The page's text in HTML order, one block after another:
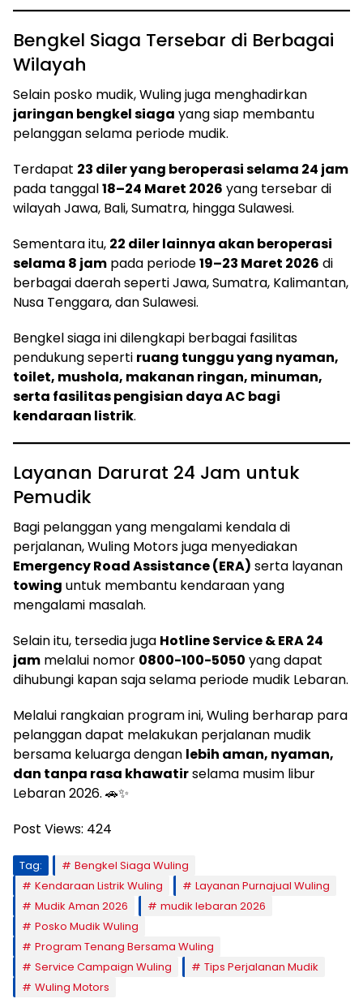
Bengkel Siaga Tersebar di Berbagai
Wilayah
Selain posko mudik, Wuling juga menghadirkan
jaringan bengkel siaga yang siap membantu
pelanggan selama periode mudik.
Terdapat 23 diler yang beroperasi selama 24 jam
pada tanggal18–24 Maret 2026 yang tersebar di
wilayah Jawa, Bali, Sumatra, hingga Sulawesi.
Sementara itu, 22 diler lainnya akan beroperasi
selama 8 jam pada periode19–23 Maret 2026 di
berbagai daerah seperti Jawa, Sumatra, Kalimantan,
Nusa Tenggara, dan Sulawesi.
Bengkel siaga ini dilengkapi berbagai fasilitas
pendukung seperti ruang tunggu yang nyaman,
toilet, mushola, makanan ringan, minuman,
serta fasilitas pengisian daya AC bagi
kendaraan listrik.
Layanan Darurat 24 Jam untuk
Pemudik
Bagi pelanggan yang mengalami kendala di
perjalanan, Wuling Motors juga menyediakan
Emergency Road Assistance (ERA) serta layanan
towing untuk membantu kendaraan yang
mengalami masalah.
Selain itu, tersedia juga Hotline Service & ERA 24
jam melalui nomor 0800-100-5050 yang dapat
dihubungi kapan saja selama periode mudik Lebaran.
Melalui rangkaian program ini, Wuling berharap para
pelanggan dapat melakukan perjalanan mudik
bersama keluarga dengan lebih aman, nyaman,
dan tanpa rasa khawatirselama musim libur
Lebaran 2026. 🚗✨
Post Views: 424
Tag:
Bengkel Siaga Wuling
Kendaraan Listrik Wuling
Layanan Purnajual Wuling
Mudik Aman 2026
mudik lebaran 2026
Posko Mudik Wuling
Program Tenang Bersama Wuling
Service Campaign Wuling
Tips Perjalanan Mudik
Wuling Motors